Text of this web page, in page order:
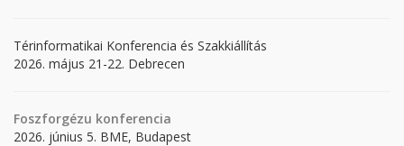
Térinformatikai Konferencia és Szakkiállítás
2026. május 21-22. Debrecen
Foszforgézu konferencia
2026. június 5. BME, Budapest